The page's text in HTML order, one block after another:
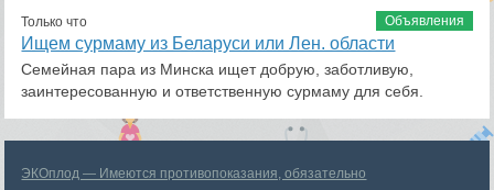
Объявления
Только что
Ищем сурмаму из Беларуси или Лен. области
Семейная пара из Минска ищет добрую, заботливую,
заинтересованную и ответственную сурмаму для себя.
ЭКОплод — Имеются противопоказания, обязательно